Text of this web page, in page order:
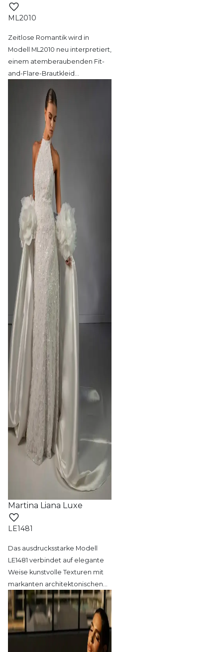
ML2010
Zeitlose Romantik wird in
Modell ML2010 neu interpretiert,
einem atemberaubenden Fit-
and-Flare-Brautkleid
Martina Liana Luxe
LE1481
Das ausdrucksstarke Modell
LE1481 verbindet auf elegante
Weise kunstvolle Texturen mit
markanten architektonischen